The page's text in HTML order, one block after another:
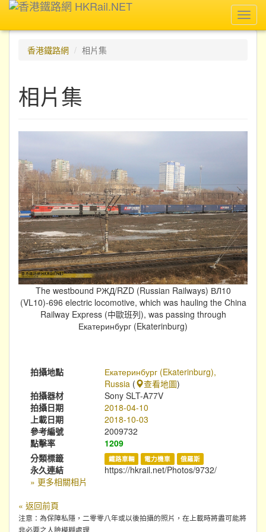
香港鐵路網
相片集
相片集
The westbound РЖД/RZD (Russian Railways) ВЛ10
(VL10)-696 electric locomotive, which was hauling the China
Railway Express (中歐班列), was passing through
Екатеринбург (Ekaterinburg)
拍攝地點
Екатеринбург (Ekaterinburg),
Russia ( 查看地圖)
拍攝器材
Sony SLT-A77V
拍攝日期
2018-04-10
上載日期
2018-10-03
參考編號
2009732
點擊率
1209
分類標籤
鐵路車輛 電力機車 俄羅斯
永久連結
https://hkrail.net/Photos/9732/
» 更多相關相片
« 返回前頁
注意：為保障私隱，二零零八年或以後拍攝的照片，在上載時將盡可能將
非必要之人臉模糊處理